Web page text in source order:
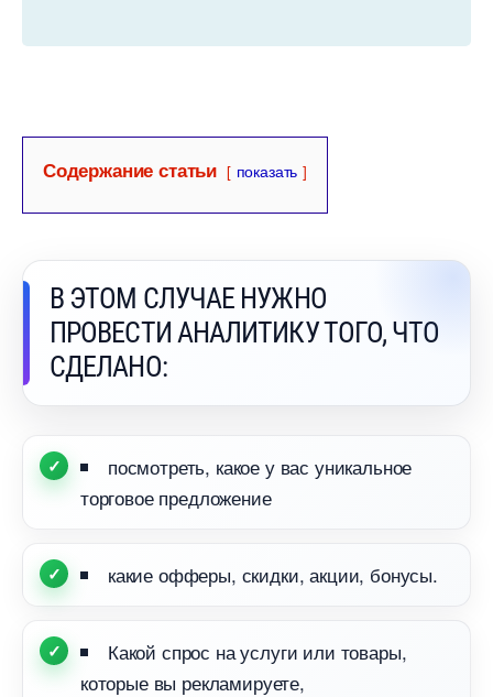
Содержание статьи показать
ЭТОМ СЛУЧАЕ НУЖНО
ПРОВЕСТИ АНАЛИТИКУ ТОГО, ЧТО
СДЕЛАНО:
посмотреть, какое у вас уникальное
торговое предложение
какие офферы, скидки, акции, бонусы.
Какой спрос на услуги или товары,
которые вы рекламируете,